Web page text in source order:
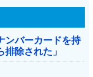
ンバーカードを持
除された」